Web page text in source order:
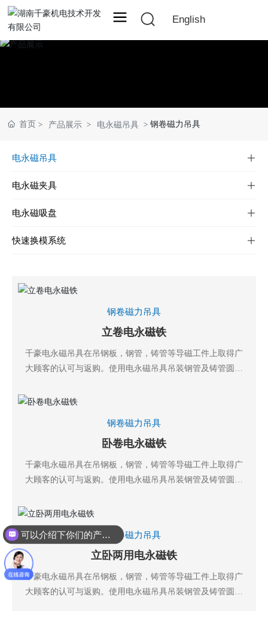
English
首页 产品展示 电永磁吊具 钢卷磁力吊具
电永磁吊具
电永磁夹具
电永磁吸盘
快速换模系统
钢卷磁力吊具
立卷电永磁铁
千豪电永磁吊具在吊钢板，钢管，铸管等导磁工件上取得广
大顾客的认可与返购。使用电永磁吊具吊装钢管及铸管圆形
钢卷磁力吊具
卧卷电永磁铁
千豪电永磁吊具在吊钢板，钢管，铸管等导磁工件上取得广
大顾客的认可与返购。使用电永磁吊具吊装钢管及铸管圆形
钢卷磁力吊具
立卧两用电永磁铁
千豪电永磁吊具在吊钢板，钢管，铸管等导磁工件上取得广
大顾客的认可与返购。使用电永磁吊具吊装钢管及铸管圆形
可以介绍下你们的产品么